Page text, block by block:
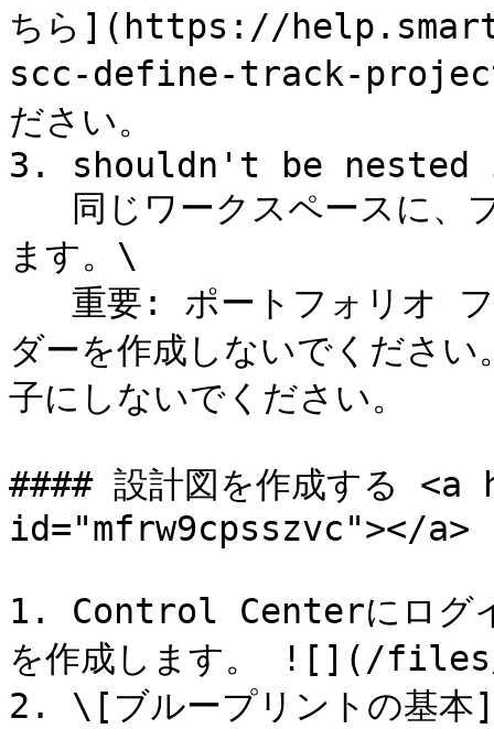
ちら](https://
scc-define-track-
ださい。
3. shouldn't be
ます。\
ダーを作成しないでくださ
子にしないでください。
#### 設計図を作成する
id="mfrw9cpsszvc"></a>
1. Control Centerにログイ
を作成します。 ![](/files/
2. \[ブループリントの基本